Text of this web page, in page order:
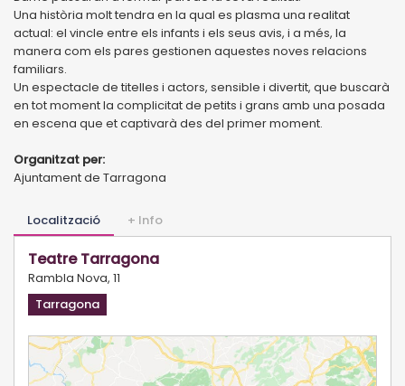
Una història molt tendra en la qual es plasma una realitat
actual: el vincle entre els infants i els seus avis, i a més, la
manera com els pares gestionen aquestes noves relacions
familiars.
Un espectacle de titelles i actors, sensible i divertit, que buscarà
en tot moment la complicitat de petits i grans amb una posada
en escena que et captivarà des del primer moment.
Organitzat per:
Ajuntament de Tarragona
Localització + Info
Teatre Tarragona
Rambla Nova, 11
Tarragona